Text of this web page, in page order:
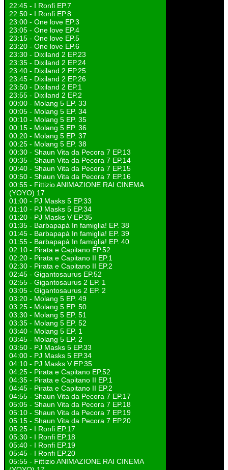
22:45 - I Ronfi EP.7
22:50 - I Ronfi EP.8
23:00 - One love EP.3
23:05 - One love EP.4
23:15 - One love EP.5
23:20 - One love EP.6
23:30 - Dixiland 2 EP.23
23:35 - Dixiland 2 EP.24
23:40 - Dixiland 2 EP.25
23:45 - Dixiland 2 EP.26
23:50 - Dixiland 2 EP.1
23:55 - Dixiland 2 EP.2
00:00 - Molang 5 EP. 33
00:05 - Molang 5 EP. 34
00:10 - Molang 5 EP. 35
00:15 - Molang 5 EP. 36
00:20 - Molang 5 EP. 37
00:25 - Molang 5 EP. 38
00:30 - Shaun Vita da Pecora 7 EP.13
00:35 - Shaun Vita da Pecora 7 EP.14
00:40 - Shaun Vita da Pecora 7 EP.15
00:50 - Shaun Vita da Pecora 7 EP.16
00:55 - Fittizio ANIMAZIONE RAI CINEMA
(YOYO) 17
01:00 - PJ Masks 5 EP.33
01:10 - PJ Masks 5 EP.34
01:20 - PJ Masks V EP.35
01:35 - Barbapapà In famiglia! EP. 38
01:45 - Barbapapà In famiglia! EP. 39
01:55 - Barbapapà In famiglia! EP. 40
02:10 - Pirata e Capitano EP.52
02:20 - Pirata e Capitano II EP.1
02:30 - Pirata e Capitano II EP.2
02:45 - Gigantosaurus EP.52
02:55 - Gigantosaurus 2 EP. 1
03:05 - Gigantosaurus 2 EP. 2
03:20 - Molang 5 EP. 49
03:25 - Molang 5 EP. 50
03:30 - Molang 5 EP. 51
03:35 - Molang 5 EP. 52
03:40 - Molang 5 EP. 1
03:45 - Molang 5 EP. 2
03:50 - PJ Masks 5 EP.33
04:00 - PJ Masks 5 EP.34
04:10 - PJ Masks V EP.35
04:25 - Pirata e Capitano EP.52
04:35 - Pirata e Capitano II EP.1
04:45 - Pirata e Capitano II EP.2
04:55 - Shaun Vita da Pecora 7 EP.17
05:05 - Shaun Vita da Pecora 7 EP.18
05:10 - Shaun Vita da Pecora 7 EP.19
05:15 - Shaun Vita da Pecora 7 EP.20
05:25 - I Ronfi EP.17
05:30 - I Ronfi EP.18
05:40 - I Ronfi EP.19
05:45 - I Ronfi EP.20
05:55 - Fittizio ANIMAZIONE RAI CINEMA